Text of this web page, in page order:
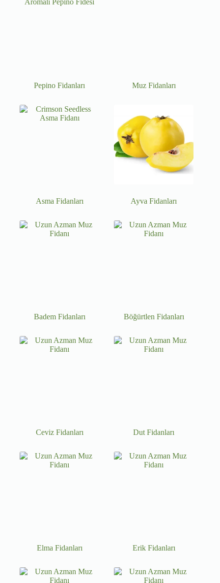
Pepino Fidanları Muz Fidanları
Asma Fidanları Ayva Fidanları
Badem Fidanları Böğürtlen Fidanları
Ceviz Fidanları Dut Fidanları
Elma Fidanları Erik Fidanları